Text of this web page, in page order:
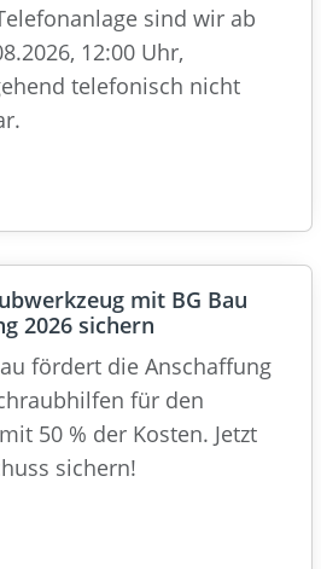
sind wir ab
12:00 Uhr,
telefonisch nicht
mit BG Bau
2026 sichern
fördert die Anschaffung
für den
50 % der Kosten. Jetzt
sichern!